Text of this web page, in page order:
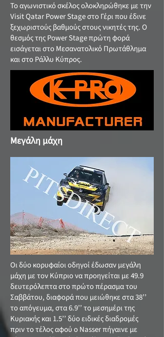
Το αγωνιστικό σκέλος ολοκληρώθηκε με την
Visit Qatar Power Stage στο Γέρι που έδινε
ξεχωριστούς βαθμούς στους νικητές της. Ο
θεσμός της Power Stage πρώτη φορά
εισάγεται στο Μεσανατολικό Πρωτάθλημα
και στο Ράλλυ Κύπρος.
Μεγάλη μάχη
Οι δύο κορυφαίοι οδηγοί έδωσαν μεγάλη
μάχη με τον Κύπριο να προηγείται με 49.9
δευτερόλεπτα στο πρώτο πέρασμα του
Σαββάτου, διαφορά που μειώθηκε στα 38’’
το απόγευμα, στα 6.9’’ το μεσημέρι της
Κυριακής και 1.5’’ δύο ειδικές διαδρομές
πριν το τέλος αφού ο Nasser πήγαινε με